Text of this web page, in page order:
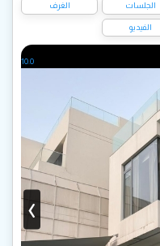
الجلسات الغرف
الفيديو
10.0
‹